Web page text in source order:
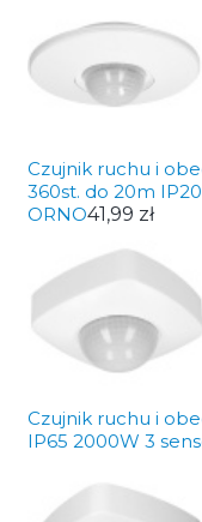
Czujnik ruchu i
360st. do 20m
ORNO41,99 zł
Czujnik ruchu i
IP65 2000W 3